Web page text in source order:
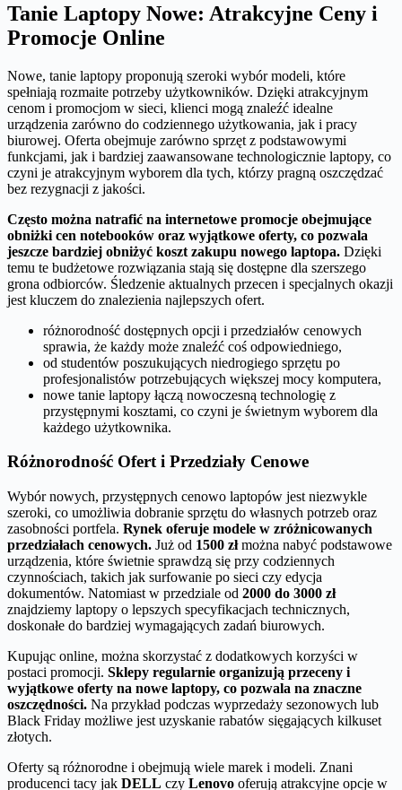
Tanie Laptopy Nowe: Atrakcyjne Ceny i
Promocje Online
Nowe, tanie laptopy proponują szeroki wybór modeli, które
spełniają rozmaite potrzeby użytkowników. Dzięki atrakcyjnym
cenom i promocjom w sieci, klienci mogą znaleźć idealne
urządzenia zarówno do codziennego użytkowania, jak i pracy
biurowej. Oferta obejmuje zarówno sprzęt z podstawowymi
funkcjami, jak i bardziej zaawansowane technologicznie laptopy, co
czyni je atrakcyjnym wyborem dla tych, którzy pragną oszczędzać
bez rezygnacji z jakości.
Często można natrafić na internetowe promocje obejmujące
obniżki cen notebooków oraz wyjątkowe oferty, co pozwala
jeszcze bardziej obniżyć koszt zakupu nowego laptopa. Dzięki
temu te budżetowe rozwiązania stają się dostępne dla szerszego
grona odbiorców. Śledzenie aktualnych przecen i specjalnych okazji
jest kluczem do znalezienia najlepszych ofert.
różnorodność dostępnych opcji i przedziałów cenowych
sprawia, że każdy może znaleźć coś odpowiedniego,
od studentów poszukujących niedrogiego sprzętu po
profesjonalistów potrzebujących większej mocy komputera,
nowe tanie laptopy łączą nowoczesną technologię z
przystępnymi kosztami, co czyni je świetnym wyborem dla
każdego użytkownika.
Różnorodność Ofert i Przedziały Cenowe
Wybór nowych, przystępnych cenowo laptopów jest niezwykle
szeroki, co umożliwia dobranie sprzętu do własnych potrzeb oraz
zasobności portfela. Rynek oferuje modele w zróżnicowanych
przedziałach cenowych. Już od 1500 złmożna nabyć podstawowe
urządzenia, które świetnie sprawdzą się przy codziennych
czynnościach, takich jak surfowanie po sieci czy edycja
dokumentów. Natomiast w przedziale od 2000 do 3000 zł
znajdziemy laptopy o lepszych specyfikacjach technicznych,
doskonałe do bardziej wymagających zadań biurowych.
Kupując online, można skorzystać z dodatkowych korzyści w
postaci promocji. Sklepy regularnie organizują przeceny i
wyjątkowe oferty na nowe laptopy, co pozwala na znaczne
oszczędności. Na przykład podczas wyprzedaży sezonowych lub
Black Friday możliwe jest uzyskanie rabatów sięgających kilkuset
złotych.
Oferty są różnorodne i obejmują wiele marek i modeli. Znani
producenci tacy jak DELL czy Lenovo oferują atrakcyjne opcje w